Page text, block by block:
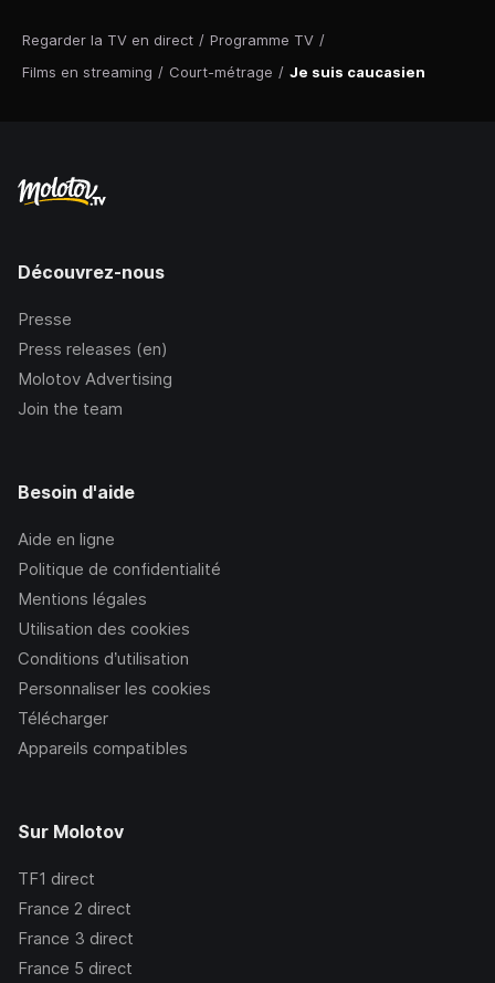
Regarder la TV en direct / Programme TV /
Films en streaming / Court-métrage / Je suis caucasien
Découvrez-nous
Presse
Press releases (en)
Molotov Advertising
Join the team
Besoin d'aide
Aide en ligne
Politique de confidentialité
Mentions légales
Utilisation des cookies
Conditions d’utilisation
Personnaliser les cookies
Télécharger
Appareils compatibles
Sur Molotov
TF1 direct
France 2 direct
France 3 direct
France 5 direct